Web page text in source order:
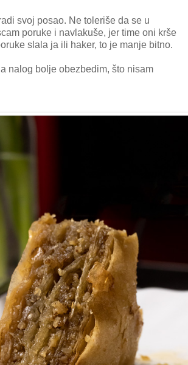
svoj posao. Ne toleriše da se u
poruke i navlakuše, jer time oni krše
slala ja ili haker, to je manje bitno.
nalog bolje obezbedim, što nisam